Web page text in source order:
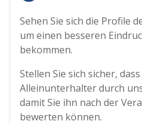
Sehen Sie sich die Profile
um einen besseren
bekommen.
Stellen Sie sich sicher,
Alleinunterhalter durch
damit Sie ihn nach der
bewerten können.